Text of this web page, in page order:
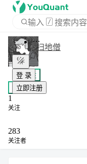
输入 / 搜索内容
APP
登 录
立即注册
扫地僧
+ 关注
私信
1
关注
283
关注者